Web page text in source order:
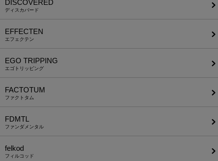
DISCOVERED
ディスカバード
EFFECTEN
エフェクテン
EGO TRIPPING
エゴトリッピング
FACTOTUM
ファクトタム
FDMTL
ファンダメンタル
felkod
フィルコッド